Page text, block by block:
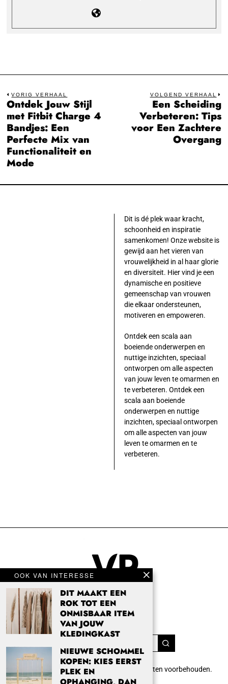
Bericht
navigatie
VORIG VERHAAL
Previous
post:
Ontdek Jouw Stijl
met Fitbit Charge 4
Bandjes: Een
Perfecte Mix van
Functionaliteit en
Mode
VOLGEND VERHAAL
Een Scheiding
Verbeteren: Tips
voor Een Zachtere
Overgang
OOK VAN INTERESSE
DIT MAAKT EEN
ROK TOT EEN
ONMISBAAR ITEM
VAN JOUW
KLEDINGKAST
NIEUWE SCHOMMEL
KOPEN: KIES EERST
PLEK EN
Dit is dé plek waar kracht,
schoonheid en inspiratie
samenkomen! Onze website is
gewijd aan het vieren van
vrouwelijkheid in al haar glorie
en diversiteit. Hier vind je een
dynamische en positieve
gemeenschap van vrouwen
die elkaar ondersteunen,
motiveren en empoweren.
Ontdek een scala aan
boeiende onderwerpen en
nuttige inzichten, speciaal
ontworpen om alle aspecten
van jouw leven te omarmen en
te verbeteren. Ontdek een
scala aan boeiende
onderwerpen en nuttige
inzichten, speciaal ontworpen
om alle aspecten van jouw
leven te omarmen en te
verbeteren.
Copyright 2024 Vrouwenpassie.nl. Alle rechten voorbehouden.
info@vrouwenpassie.nl.